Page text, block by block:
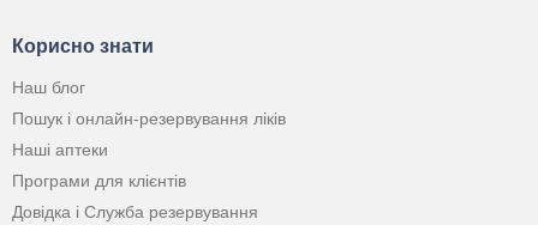
Корисно знати
Наш блог
Пошук і онлайн-резервування ліків
Наші аптеки
Програми для клієнтів
Довідка і Служба резервування